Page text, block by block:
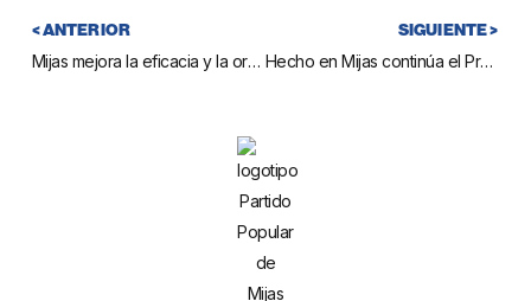
< ANTERIOR
Mijas mejora la eficacia y la organización del sistema de notificaciones oficiales
SIGUIENTE >
Hecho en Mijas continúa el Proyecto Escalera con dos talleres sobre las habilidades sociales y cómo hacer entrevistas de trabajo